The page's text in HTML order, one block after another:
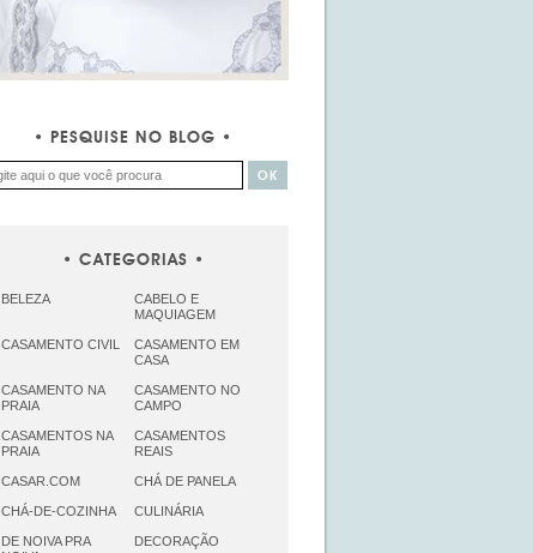
PESQUISE NO BLOG
CATEGORIAS
BELEZA
CABELO E
MAQUIAGEM
CASAMENTO CIVIL
CASAMENTO EM
CASA
CASAMENTO NA
PRAIA
CASAMENTO NO
CAMPO
CASAMENTOS NA
PRAIA
CASAMENTOS
REAIS
CASAR.COM CHÁ DE PANELA
CHÁ-DE-COZINHA CULINÁRIA
DE NOIVA PRA
DECORAÇÃO